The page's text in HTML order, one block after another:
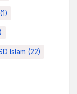
(1)
Islam (22)